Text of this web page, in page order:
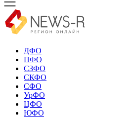
ДФО
ПФО
СЗФО
СКФО
СФО
УрФО
ЦФО
ЮФО